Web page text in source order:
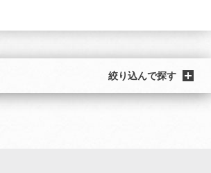
絞り込んで探す